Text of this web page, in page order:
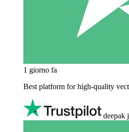
1 giorno fa
Best platform for high-quality
deepak